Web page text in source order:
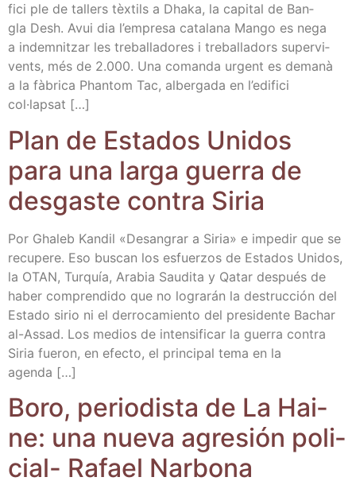
fi­ci ple de tallers tèx­tils a Dha­ka, la capi­tal de Ban­
gla Desh. Avui dia l’em­pre­sa cata­la­na Man­go es nega
a indem­nitzar les tre­ba­lla­do­res i tre­ba­lla­dors super­vi­
vents, més de 2.000. Una coman­da urgent es dema­nà
a la fàbri­ca Phan­tom Tac, alber­ga­da en l’e­di­fi­ci
col·lapsat […]
Plan de Esta­dos Uni­dos
para una lar­ga gue­rra de
des­gas­te con­tra Siria
Por Gha­leb Kan­dil «Desan­grar a Siria» e impe­dir que se
recu­pe­re. Eso bus­can los esfuer­zos de Esta­dos Uni­dos,
la OTAN, Tur­quía, Ara­bia Sau­di­ta y Qatar des­pués de
haber com­pren­di­do que no logra­rán la des­truc­ción del
Esta­do sirio ni el derro­ca­mien­to del pre­si­den­te Bachar
al-Assad. Los medios de inten­si­fi­car la gue­rra con­tra
Siria fue­ron, en efec­to, el prin­ci­pal tema en la
agenda […]
Boro, perio­dis­ta de La Hai­
ne: una nue­va agre­sión poli­
cial- Rafael Narbona